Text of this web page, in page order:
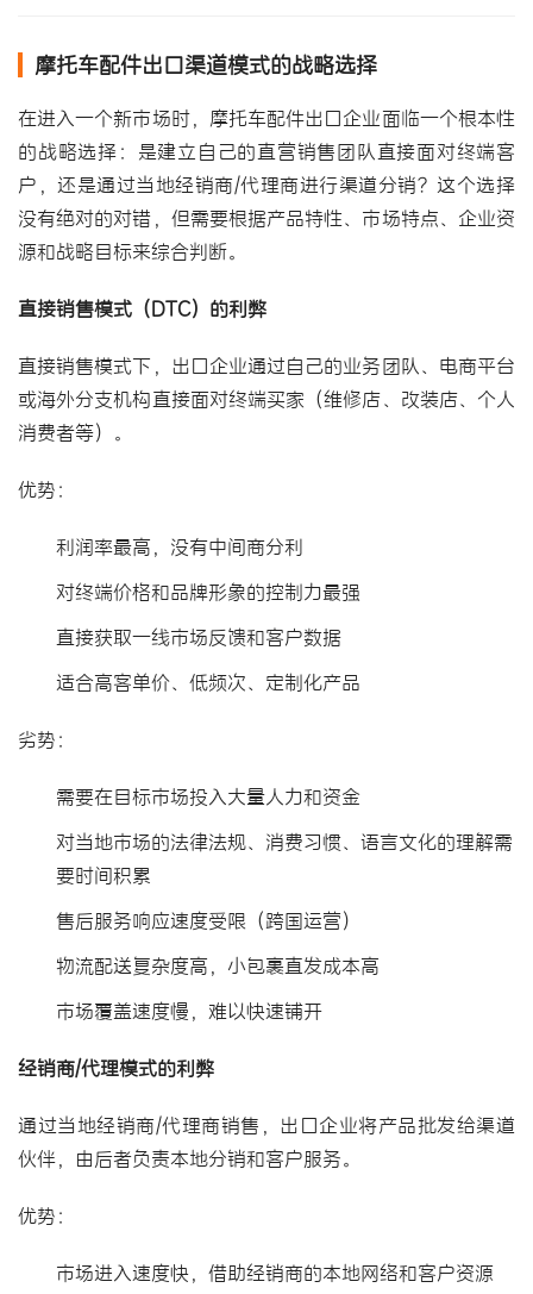
摩托车配件出口渠道模式的战略选择
在进入一个新市场时，摩托车配件出口企业面临一个根本性
的战略选择：是建立自己的直营销售团队直接面对终端客
户，还是通过当地经销商/代理商进行渠道分销？这个选择
没有绝对的对错，但需要根据产品特性、市场特点、企业资
源和战略目标来综合判断。
直接销售模式（DTC）的利弊
直接销售模式下，出口企业通过自己的业务团队、电商平台
或海外分支机构直接面对终端买家（维修店、改装店、个人
消费者等）。
优势：
利润率最高，没有中间商分利
对终端价格和品牌形象的控制力最强
直接获取一线市场反馈和客户数据
适合高客单价、低频次、定制化产品
劣势：
需要在目标市场投入大量人力和资金
对当地市场的法律法规、消费习惯、语言文化的理解需
要时间积累
售后服务响应速度受限（跨国运营）
物流配送复杂度高，小包裹直发成本高
市场覆盖速度慢，难以快速铺开
经销商/代理模式的利弊
通过当地经销商/代理商销售，出口企业将产品批发给渠道
伙伴，由后者负责本地分销和客户服务。
优势：
市场进入速度快，借助经销商的本地网络和客户资源